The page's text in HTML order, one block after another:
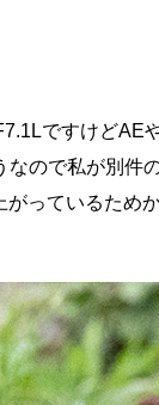
ですけどAE
ので私が別件
っているため